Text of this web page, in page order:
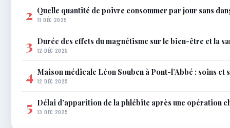
2 Quelle quantité de poivre consommer par jour sans
11 DÉC 2025
3 Durée des effets du magnétisme sur le bien-être et la
12 DÉC 2025
4 Maison médicale Léon Souben à Pont-l’Abbé : soins et
12 DÉC 2025
5 Délai d’apparition de la phlébite après une opération
13 DÉC 2025